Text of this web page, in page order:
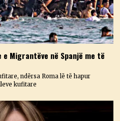
Migrantëve në Spanjë me të
ndërsa Roma lë të hapur
kufitare